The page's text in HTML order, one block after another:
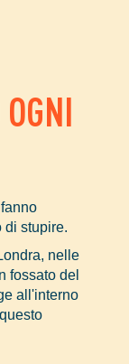
di stupire.
nelle
fossato del
all'interno